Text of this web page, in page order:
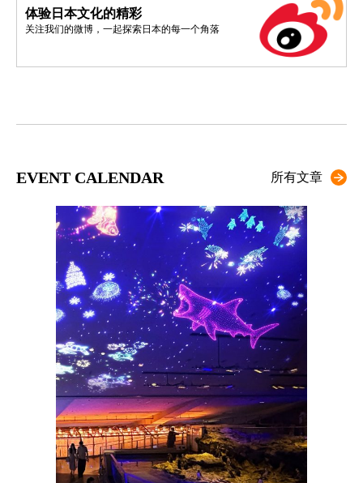
体验日本文化的精彩
关注我们的微博，一起探索日本的每一个角落
EVENT CALENDAR 所有文章